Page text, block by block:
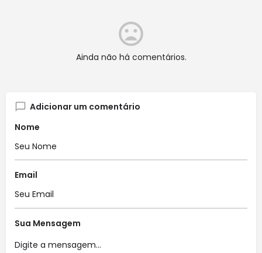
Ainda não há comentários.
Adicionar um comentário
Nome
Email
Sua Mensagem